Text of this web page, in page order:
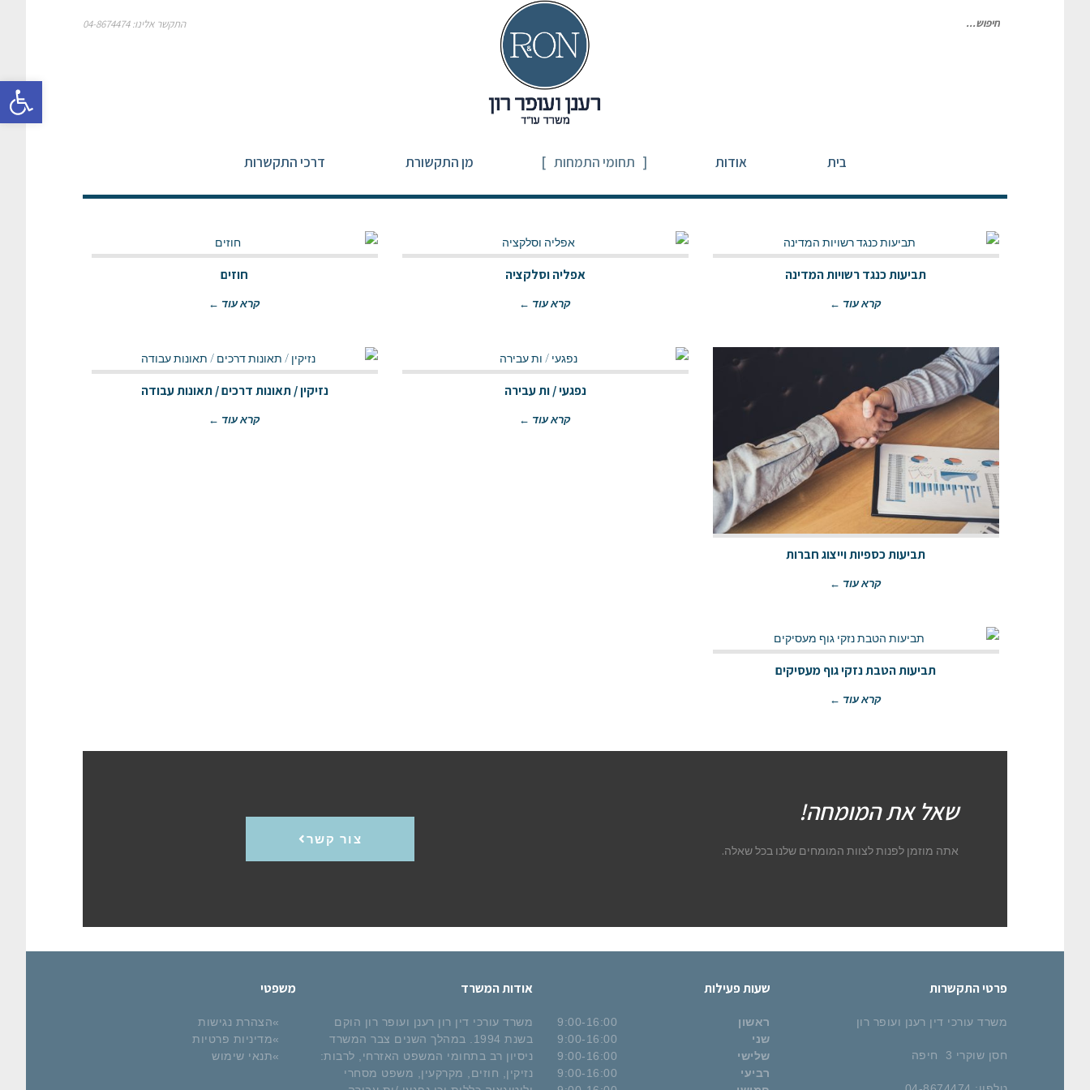
פתח
חיפוש התקשר אלינו: 04-8674474
בית אודות תחומי התמחות מן התקשורת דרכי התקשרות
תביעות כנגד רשויות המדינה
קרא עוד ←
אפליה וסלקציה
קרא עוד ←
חוזים
קרא עוד ←
תביעות כספיות וייצוג חברות
קרא עוד ←
נפגעי / ות עבירה
קרא עוד ←
נזיקין / תאונות דרכים / תאונות עבודה
קרא עוד ←
תביעות הטבת נזקי גוף מעסיקים
קרא עוד ←
שאל את המומחה!
אתה מוזמן לפנות לצוות המומחים שלנו בכל שאלה.
צור קשר
פרטי התקשרות
משרד עורכי דין רענן ועופר רון
חסן שוקרי 3 חיפה
שעות פעילות
ראשון
9:00-16:00
שני
9:00-16:00
שלישי
9:00-16:00
רביעי
9:00-16:00
אודות המשרד
משרד עורכי דין רון רענן ועופר רון הוקם
בשנת 1994. במהלך השנים צבר המשרד
ניסיון רב בתחומי המשפט האזרחי, לרבות:
נזיקין, חוזים, מקרקעין, משפט מסחרי
משפטי
הצהרת נגישות
מדיניות פרטיות
תנאי שימוש